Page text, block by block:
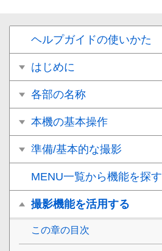
ヘルプガイドの使いかた
はじめに
各部の名称
本機の基本操作
準備/基本的な撮影
MENU一覧から機能を探す
撮影機能を活用する
この章の目次